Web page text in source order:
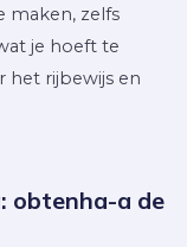
maken, zelfs
je hoeft te
het rijbewijs en
obtenha-a de